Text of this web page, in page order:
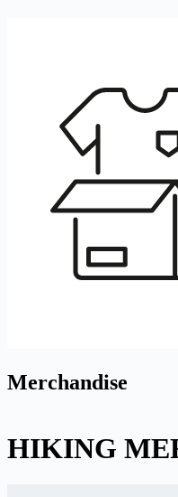
Merchandise
HIKING